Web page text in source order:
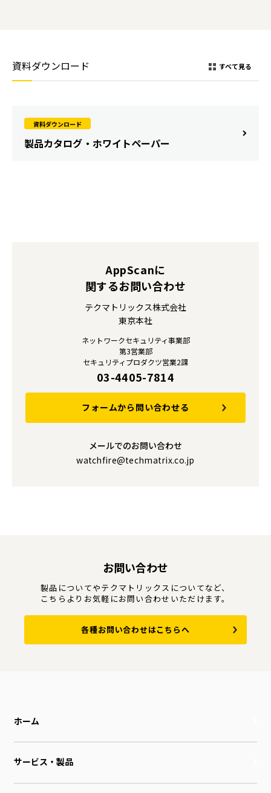
資料ダウンロード
資料ダウンロード
製品カタログ・ホワイトペーパー
すべて見る
AppScanに
関するお問い合わせ
テクマトリックス株式会社
東京本社
ネットワークセキュリティ事業部
第3営業部
セキュリティプロダクツ営業2課
03-4405-7814
フォームから問い合わせる
メールでのお問い合わせ
watchfire@techmatrix.co.jp
お問い合わせ
製品についてやテクマトリックスについてなど、
こちらよりお気軽にお問い合わせいただけます。
各種お問い合わせはこちらへ
ホーム
サービス・製品